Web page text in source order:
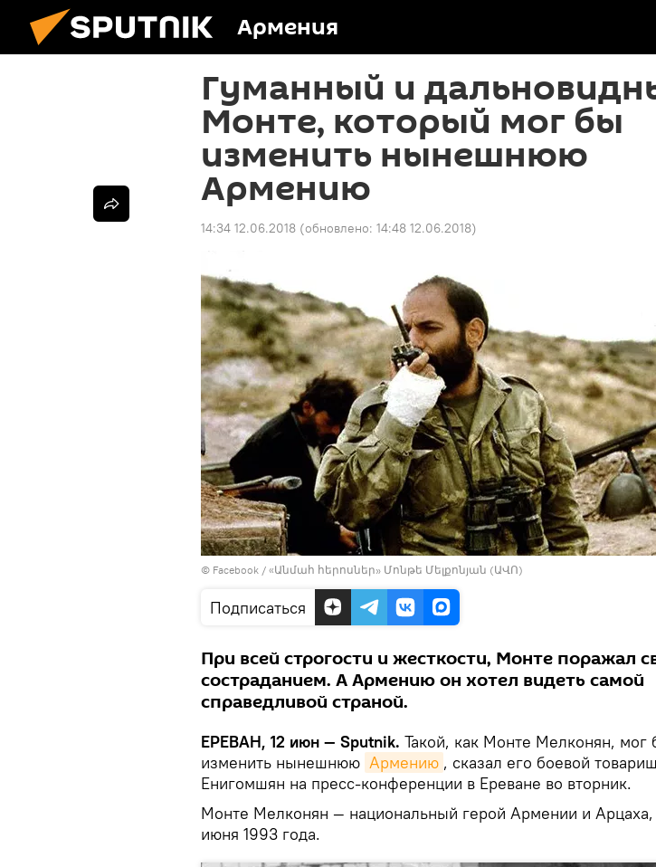
Армения
Гуманный и
Монте, который мог бы
изменить нынешнюю
Армению
14:34 12.06.2018 (обновлено: 14:48 12.06.2018)
© Facebook / «Անմահ հերոսներ» Մոնթե Մելքոնյան (ԱՎՈ)
Подписаться
При всей строгости и жесткости, Монте поражал
состраданием. А Армению он хотел видеть самой
справедливой страной.
ЕРЕВАН, 12 июн — Sputnik. Такой, как Монте Мелконян, мог
изменить нынешнюю Армению , сказал его боевой
Енигомшян на пресс-конференции в Ереване во вторник.
Монте Мелконян — национальный герой Армении и Арцаха,
июня 1993 года.